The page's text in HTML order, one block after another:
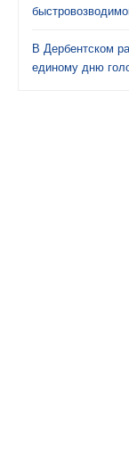
В Дербентском
единому дню